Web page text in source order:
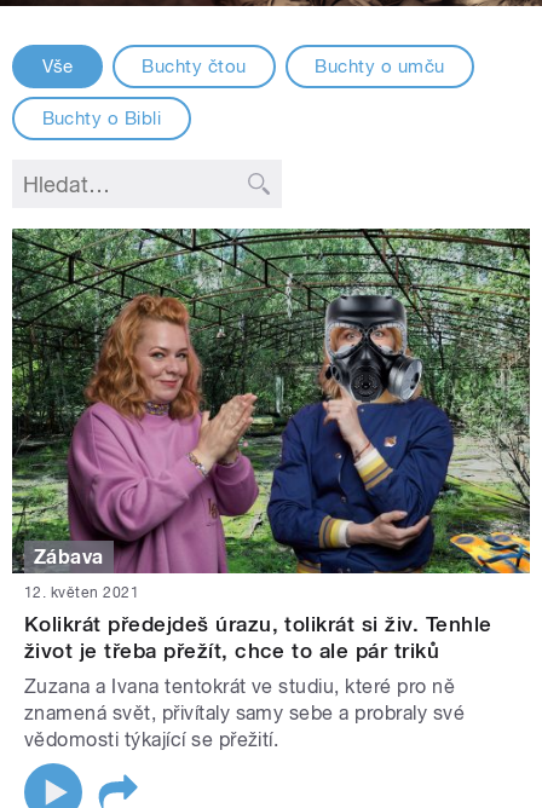
Vše Buchty čtou Buchty o umču
Buchty o Bibli
Zábava
12. květen 2021
Kolikrát předejdeš úrazu, tolikrát si živ. Tenhle
život je třeba přežít, chce to ale pár triků
Zuzana a Ivana tentokrát ve studiu, které pro ně
znamená svět, přivítaly samy sebe a probraly své
vědomosti týkající se přežití.